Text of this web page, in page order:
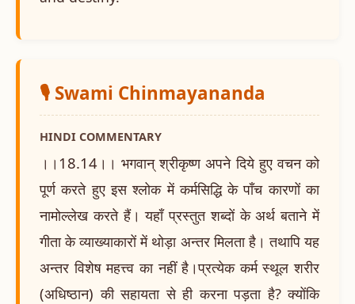
🎙️ Swami Chinmayananda
HINDI COMMENTARY
।।18.14।। भगवान् श्रीकृष्ण अपने दिये हुए वचन को
पूर्ण करते हुए इस श्लोक में कर्मसिद्धि के पाँच कारणों का
नामोल्लेख करते हैं। यहाँ प्रस्तुत शब्दों के अर्थ बताने में
गीता के व्याख्याकारों में थोड़ा अन्तर मिलता है। तथापि यह
अन्तर विशेष महत्त्व का नहीं है।प्रत्येक कर्म स्थूल शरीर
(अधिष्ठान) की सहायता से ही करना पड़ता है? क्योंकि